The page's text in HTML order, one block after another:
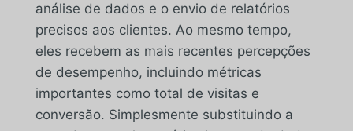
análise de dados e o envio de relatórios
precisos aos clientes. Ao mesmo tempo,
eles recebem as mais recentes percepções
de desempenho, incluindo métricas
importantes como total de visitas e
conversão. Simplesmente substituindo a